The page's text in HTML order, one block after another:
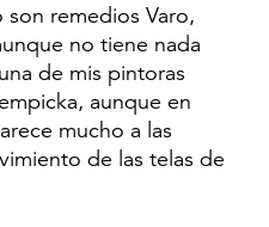
remedios Varo,
no tiene nada
de mis pintoras
aunque en
mucho a las
de las telas de